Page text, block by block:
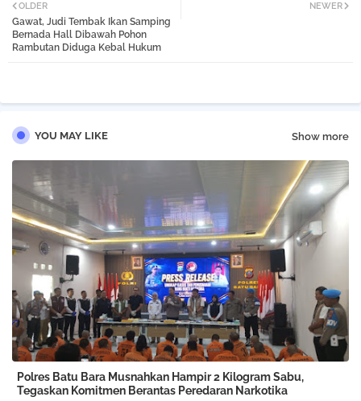
tter
NEWER
OLDER
Gawat, Judi Tembak Ikan Samping
Bernada Hall Dibawah Pohon
Rambutan Diduga Kebal Hukum
YOU MAY LIKE Show more
Polres Batu Bara Musnahkan Hampir 2 Kilogram Sabu,
Tegaskan Komitmen Berantas Peredaran Narkotika